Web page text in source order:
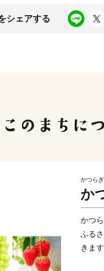
シェアする
かつら
か
かつ
ふる
きます